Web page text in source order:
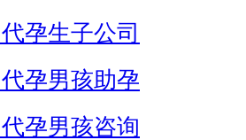
孕生子公司
孕男孩助孕
孕男孩咨询